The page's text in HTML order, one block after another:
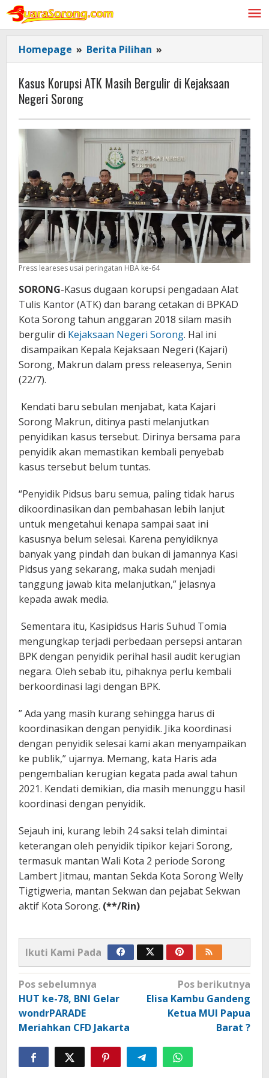
Lewati
konten
Homepage » Berita Pilihan »
Korupsi
ATK
Masih
di
Kejaksaan
Sorong
Kasus Korupsi ATK Masih Bergulir di Kejaksaan
Negeri Sorong
Press leareses usai peringatan HBA ke-64
SORONG-Kasus dugaan korupsi pengadaan Alat
Tulis Kantor (ATK) dan barang cetakan di BPKAD
Kota Sorong tahun anggaran 2018 silam masih
bergulir di Kejaksaan Negeri Sorong. Hal ini
disampaikan Kepala Kejaksaan Negeri (Kajari)
Sorong, Makrun dalam press releasenya, Senin
(22/7).
Kendati baru sebulan menjabat, kata Kajari
Sorong Makrun, ditinya pasti melanjutkan
penyidikan kasus tersebut. Dirinya bersama para
penyidik akan memastikan kembali penyebab
kasus tersebut belum tuntas.
“Penyidik Pidsus baru semua, paling tidak harus
dikoordinasikan dan pembahasan lebih lanjut
untuk mengetahui kenapa sampai saat ini
kasusnya belum selesai. Karena penyidiknya
banyak yang pindah dan bukan di jamannya Kasi
Pidsus yang sekarang, maka sudah menjadi
tanggung jawab kita melanjutkan,” jelasnya
kepada awak media.
Sementara itu, Kasipidsus Haris Suhud Tomia
mengungkap terjadi perbedaan persepsi antaran
BPK dengan penyidik perihal hasil audit kerugian
negara. Oleh sebab itu, pihaknya perlu kembali
berkoordinasi lagi dengan BPK.
” Ada yang masih kurang sehingga harus di
koordinasikan dengan penyidik. Jika koordinasi
dengan penyidik selesai kami akan menyampaikan
ke publik,” ujarnya. Memang, kata Haris ada
pengembalian kerugian kegata pada awal tahun
2021. Kendati demikian, dia masih menunggu hasil
koordinasi dengan penyidik.
Sejauh ini, kurang lebih 24 saksi telah dimintai
keterangan oleh penyidik tipikor kejari Sorong,
termasuk mantan Wali Kota 2 periode Sorong
Lambert Jitmau, mantan Sekda Kota Sorong Welly
Tigtigweria, mantan Sekwan dan pejabat Sekwan
aktif Kota Sorong. (**/Rin)
Ikuti Kami Pada
Navigasi
pos
Pos sebelumnya
HUT ke-78, BNI Gelar
wondrPARADE
Meriahkan CFD Jakarta
Pos berikutnya
Elisa Kambu Gandeng
Ketua MUI Papua
Barat ?